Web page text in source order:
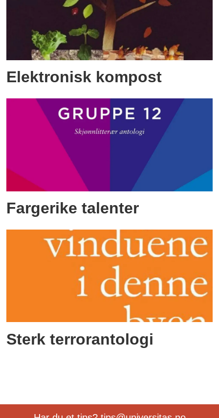
Elektronisk kompost
Fargerike talenter
Sterk terrorantologi